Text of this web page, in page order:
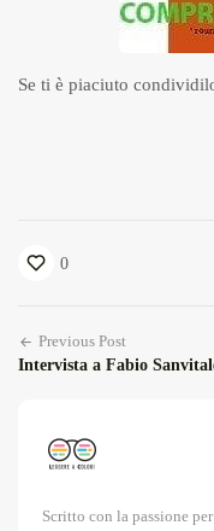
Se ti è piaciuto
0
Previous Post
Intervista a Fabio
Scritto con la passione